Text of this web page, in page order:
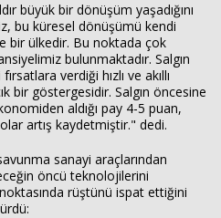
büyük bir dönüşüm yaşadığını
bu küresel dönüşümü kendi
bir ülkedir. Bu noktada çok
bulunmaktadır. Salgın
verdiği hızlı ve akıllı
bir göstergesidir. Salgın öncesine
aldığı pay 4-5 puan,
artış kaydetmiştir." dedi.
sanayi araçlarından
öncü teknolojilerini
rüştünü ispat ettiğini